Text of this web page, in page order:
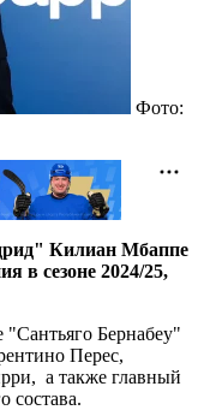
Фото:
Килиан Мбаппе
в сезоне 2024/25,
Бернабеу"
Перес,
а также главный
состава.